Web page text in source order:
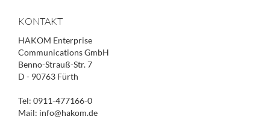
KONTAKT
HAKOM Enterprise
Communications GmbH
Benno-Strauß-Str. 7
D - 90763 Fürth
Tel: 0911-477166-0
Mail: info@hakom.de